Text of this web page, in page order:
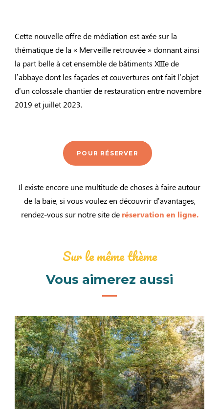
Cette nouvelle offre de médiation est axée sur la
thématique de la « Merveille retrouvée » donnant ainsi
la part belle à cet ensemble de bâtiments XIIIe de
l’abbaye dont les façades et couvertures ont fait l’objet
d’un colossale chantier de restauration entre novembre
2019 et juillet 2023.
POUR RÉSERVER
Il existe encore une multitude de choses à faire autour
de la baie, si vous voulez en découvrir d’avantages,
rendez-vous sur notre site de réservation en ligne.
Sur le même thème
Vous aimerez aussi